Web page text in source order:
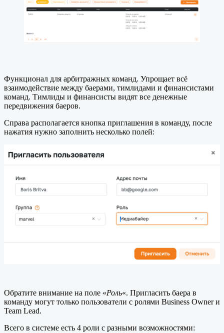
Функционал для арбитражных команд. Упрощает всё
взаимодействие между баерами, тимлидами и финансистами
команд. Тимлиды и финансисты видят все денежные
передвижения баеров.
Справа располагается кнопка приглашения в команду, после
нажатия нужно заполнить несколько полей:
Обратите внимание на поле «Роль«. Пригласить баера в
команду могут только пользователи с ролями Business Owner и
Team Lead.
Всего в системе есть 4 роли с разными возможностями: